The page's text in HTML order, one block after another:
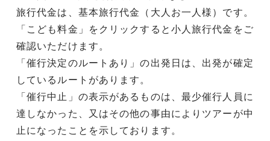
旅行代金は、基本旅行代金（大人お一人様）です。
「こども料金」をクリックすると小人旅行代金をご
確認いただけます。
「催行決定のルートあり」の出発日は、出発が確定
しているルートがあります。
「催行中止」の表示があるものは、最少催行人員に
達しなかった、又はその他の事由によりツアーが中
止になったことを示しております。